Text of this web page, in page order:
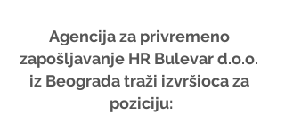
Agencija za privremeno
zapošljavanje HR Bulevar d.o.o.
iz Beograda traži izvršioca za
poziciju: